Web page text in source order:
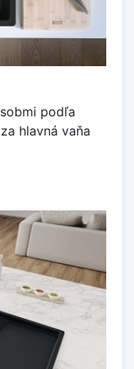
podľa
hlavná vaňa